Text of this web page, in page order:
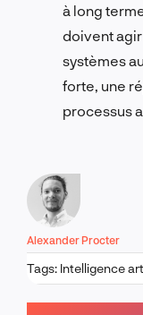
à long
doivent
systèmes
forte, une
processus
Alexander Procter
Tags: Intelligence